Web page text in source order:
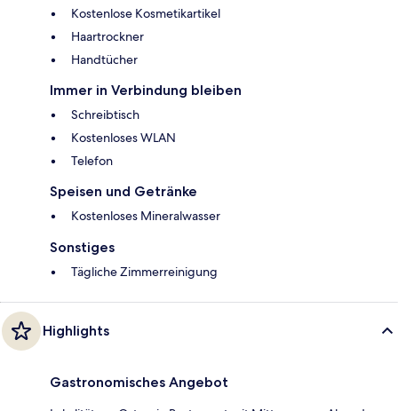
Kostenlose Kosmetikartikel
Haartrockner
Handtücher
Immer in Verbindung bleiben
Schreibtisch
Kostenloses WLAN
Telefon
Speisen und Getränke
Kostenloses Mineralwasser
Sonstiges
Tägliche Zimmerreinigung
Highlights
Gastronomisches Angebot